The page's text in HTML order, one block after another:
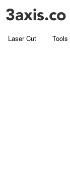
Laser Cut Tools